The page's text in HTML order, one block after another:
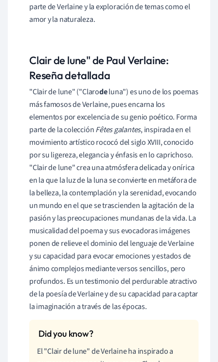
parte de Verlaine y la exploración de temas como el
amor y la naturaleza.
Clair de lune" de Paul Verlaine:
Reseña detallada
"Clair de lune" ("Clarodeluna") es uno de los poemas
más famosos de Verlaine, pues encarna los
elementos por excelencia de su genio poético. Forma
parte de la colecciónFêtes galantes, inspirada en el
movimiento artístico rococó del siglo XVIII, conocido
por su ligereza, elegancia y énfasis en lo caprichoso.
"Clair de lune" crea una atmósfera delicada y onírica
en la que la luz de la luna se convierte en metáfora de
la belleza, la contemplación y la serenidad, evocando
un mundo en el que se trascienden la agitación de la
pasión y las preocupaciones mundanas de la vida. La
musicalidad del poema y sus evocadoras imágenes
ponen de relieve el dominio del lenguaje de Verlaine
y su capacidad para evocar emociones y estados de
ánimo complejos mediante versos sencillos, pero
profundos. Es un testimonio del perdurable atractivo
de la poesía de Verlaine y de su capacidad para captar
la imaginación a través de las épocas.
El "Clair de lune" de Verlaine ha inspirado a